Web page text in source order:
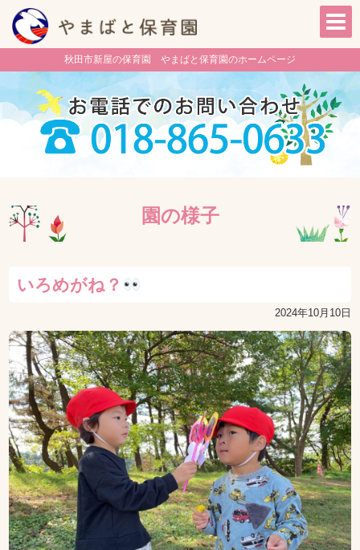
秋田市新屋の保育園 やまばと保育園のホームページ
園の様子
いろめがね？
2024年10月10日